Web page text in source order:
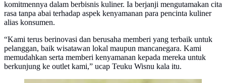
komitmennya dalam berbisnis kuliner. Ia berjanji mengutamakan cita
rasa tanpa abai terhadap aspek kenyamanan para pencinta kuliner
alias konsumen.
“Kami terus berinovasi dan berusaha memberi yang terbaik untuk
pelanggan, baik wisatawan lokal maupun mancanegara. Kami
memudahkan serta memberi kenyamanan kepada mereka untuk
berkunjung ke outlet kami,” ucap Teuku Wisnu kala itu.